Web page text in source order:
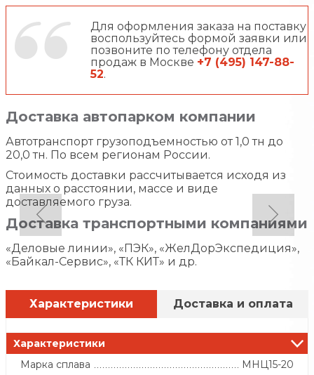
Для оформления заказа на поставку
воспользуйтесь формой заявки или
позвоните по телефону отдела
продаж в Москве +7 (495) 147-88-
52.
Доставка автопарком компании
Автотранспорт грузоподъемностью от 1,0 тн до
20,0 тн. По всем регионам России.
Стоимость доставки рассчитывается исходя из
данных о расстоянии, массе и виде
доставляемого груза.
Доставка транспортными компаниями
«Деловые линии», «ПЭК», «ЖелДорЭкспедиция»,
«Байкал-Сервис», «ТК КИТ» и др.
Характеристики Доставка и оплата
Характеристики
Марка сплава
МНЦ15-20